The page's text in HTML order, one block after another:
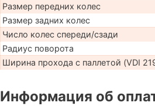
Размер передних колес
Размер задних колес
Число колес спереди/сзади
Радиус поворота
Ширина прохода с паллетой (VDI
Информация об